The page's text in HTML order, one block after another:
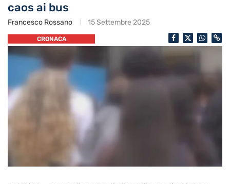
caos ai bus
Francesco Rossano 15 Settembre 2025
CRONACA